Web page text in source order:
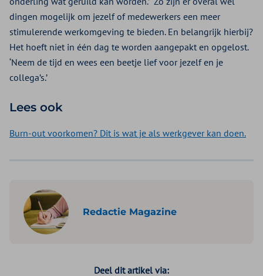
dingen mogelijk om jezelf of medewerkers een meer
stimulerende werkomgeving te bieden. En belangrijk hierbij?
Het hoeft niet in één dag te worden aangepakt en opgelost.
‘Neem de tijd en wees een beetje lief voor jezelf en je
collega’s.’
Lees ook
Burn-out voorkomen? Dit is wat je als werkgever kan doen.
Redactie Magazine
Deel dit artikel via: